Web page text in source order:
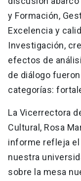
y Formación,
Excelencia y
Investigación,
efectos de
de diálogo
categorías:
La Vicerrectora
Cultural, Rosa
informe refleja
nuestra
sobre la mesa